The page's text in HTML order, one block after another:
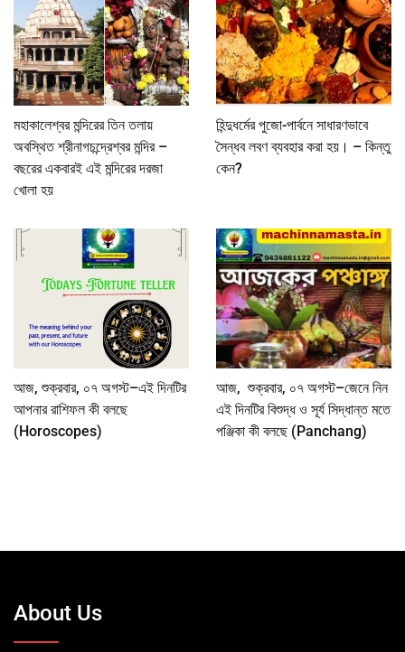
মহাকালেশ্বর মন্দিরের তিন তলায়
অবস্থিত শ্রীনাগচন্দ্রেশ্বর মন্দির –
বছরের একবারই এই মন্দিরের দরজা
খোলা হয়
হিন্দুধর্মের পুজো-পার্বনে সাধারণভাবে
সৈন্ধব লবণ ব্যবহার করা হয়। – কিন্তু
কেন?
আজ, শুক্রবার, ০৭ অগস্ট–এই দিনটির
আপনার রাশিফল কী বলছে
(Horoscopes)
আজ, শুক্রবার, ০৭ অগস্ট–জেনে নিন
এই দিনটির বিশুদ্ধ ও সূর্য সিদ্ধান্ত মতে
পঞ্জিকা কী বলছে (Panchang)
About Us